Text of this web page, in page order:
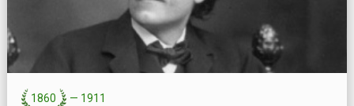
1860 — 1911